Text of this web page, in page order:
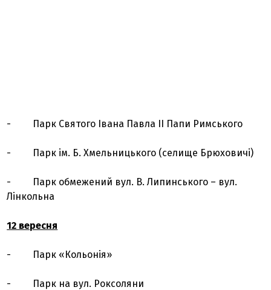
- Парк Святого Івана Павла ІІ Папи Римського
- Парк ім. Б. Хмельницького (селище Брюховичі)
- Парк обмежений вул. В. Липинського – вул.
Лінкольна
12 вересня
- Парк «Кольонія»
- Парк на вул. Роксоляни